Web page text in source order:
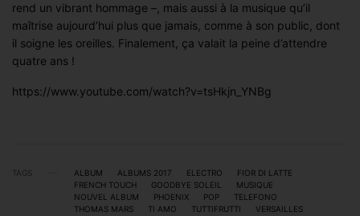
rend un vibrant hommage –, mais aussi à la musique qu’il
maîtrise aujourd’hui plus que jamais, comme à son public, dont
il soigne les oreilles. Finalement, ça valait la peine d’attendre
quatre ans !
https://www.youtube.com/watch?v=tsHkjn_YNBg
TAGS ALBUM ALBUMS 2017 ELECTRO
FIOR DI LATTE
FRENCH TOUCH
GOODBYE SOLEIL
MUSIQUE
NOUVEL ALBUM
PHOENIX POP
TELEFONO
THOMAS MARS
TI AMO TUTTIFRUTTI VERSAILLES